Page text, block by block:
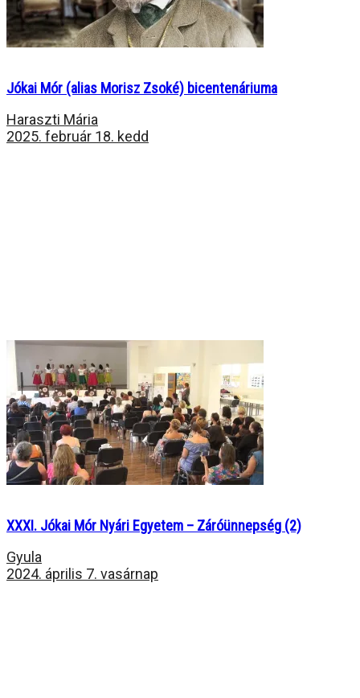
Jókai Mór (alias Morisz Zsoké) bicentenáriuma
Haraszti Mária
2025. február 18. kedd
XXXI. Jókai Mór Nyári Egyetem – Záróünnepség (2)
Gyula
2024. április 7. vasárnap